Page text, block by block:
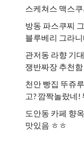
스케쳐스 맥스
방동 파스쿠찌
블루베리 그라
관저동 라향 기
쟁반짜장 추천
천안 빵집 뚜쥬
고? 깜짝놀랐네!
도안동 카페 향
맛있음 ㅎㅎ